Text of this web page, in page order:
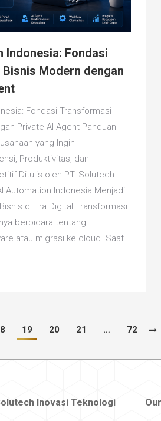
Indonesia: Fondasi
Modern dengan
Fondasi Transformasi
Private AI Agent Panduan
yang Ingin
Produktivitas, dan
Ditulis oleh PT. Solutech
Automation Indonesia Menjadi
di Era Digital Transformasi
berbicara tentang
atau migrasi ke cloud. Saat
19 20 21 … 72
Inovasi Teknologi